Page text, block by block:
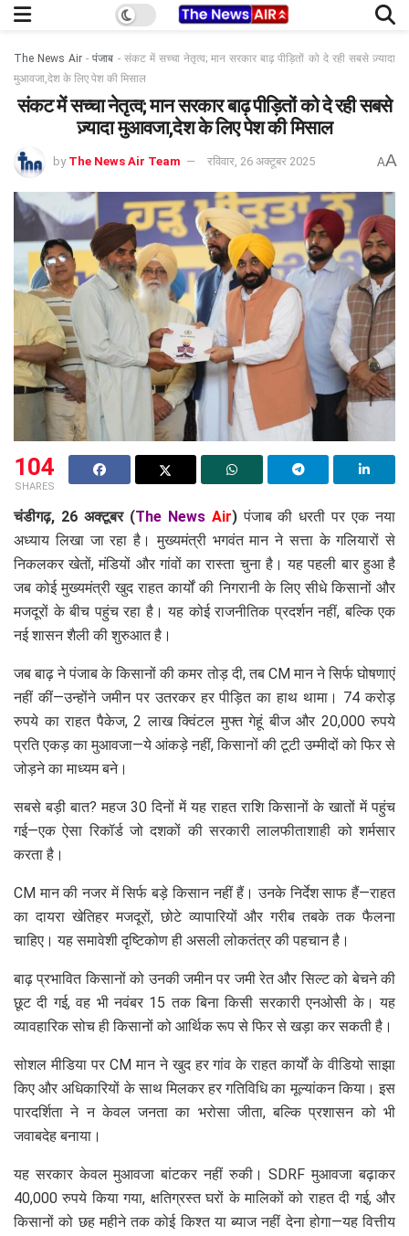
The News Air -पंजाब - संकट में सच्चा नेतृत्व; मान सरकार बाढ़ पीड़ितों को दे रही सबसे ज़्यादा
मुआवजा,देश के लिए पेश की मिसाल
संकट में सच्चा नेतृत्व; मान सरकार बाढ़ पीड़ितों को दे रही सबसे
ज़्यादा मुआवजा,देश के लिए पेश की मिसाल
by The News Air Team रविवार, 26 अक्टूबर 2025 AA
104
SHARES
चंडीगढ़, 26 अक्टूबर (The News Air)पंजाब की धरती पर एक नया
अध्याय लिखा जा रहा है। मुख्यमंत्री भगवंत मान ने सत्ता के गलियारों से
निकलकर खेतों, मंडियों और गांवों का रास्ता चुना है। यह पहली बार हुआ है
जब कोई मुख्यमंत्री खुद राहत कार्यों की निगरानी के लिए सीधे किसानों और
मजदूरों के बीच पहुंच रहा है। यह कोई राजनीतिक प्रदर्शन नहीं, बल्कि एक
नई शासन शैली की शुरुआत है।
जब बाढ़ ने पंजाब के किसानों की कमर तोड़ दी, तब CM मान ने सिर्फ घोषणाएं
नहीं कीं—उन्होंने जमीन पर उतरकर हर पीड़ित का हाथ थामा। 74 करोड़
रुपये का राहत पैकेज, 2 लाख क्विंटल मुफ्त गेहूं बीज और 20,000 रुपये
प्रति एकड़ का मुआवजा—ये आंकड़े नहीं, किसानों की टूटी उम्मीदों को फिर से
जोड़ने का माध्यम बने।
सबसे बड़ी बात? महज 30 दिनों में यह राहत राशि किसानों के खातों में पहुंच
गई—एक ऐसा रिकॉर्ड जो दशकों की सरकारी लालफीताशाही को शर्मसार
करता है।
CM मान की नजर में सिर्फ बड़े किसान नहीं हैं। उनके निर्देश साफ हैं—राहत
का दायरा खेतिहर मजदूरों, छोटे व्यापारियों और गरीब तबके तक फैलना
चाहिए। यह समावेशी दृष्टिकोण ही असली लोकतंत्र की पहचान है।
बाढ़ प्रभावित किसानों को उनकी जमीन पर जमी रेत और सिल्ट को बेचने की
छूट दी गई, वह भी नवंबर 15 तक बिना किसी सरकारी एनओसी के। यह
व्यावहारिक सोच ही किसानों को आर्थिक रूप से फिर से खड़ा कर सकती है।
सोशल मीडिया पर CM मान ने खुद हर गांव के राहत कार्यों के वीडियो साझा
किए और अधिकारियों के साथ मिलकर हर गतिविधि का मूल्यांकन किया। इस
पारदर्शिता ने न केवल जनता का भरोसा जीता, बल्कि प्रशासन को भी
जवाबदेह बनाया।
यह सरकार केवल मुआवजा बांटकर नहीं रुकी। SDRF मुआवजा बढ़ाकर
40,000 रुपये किया गया, क्षतिग्रस्त घरों के मालिकों को राहत दी गई, और
किसानों को छह महीने तक कोई किश्त या ब्याज नहीं देना होगा—यह वित्तीय